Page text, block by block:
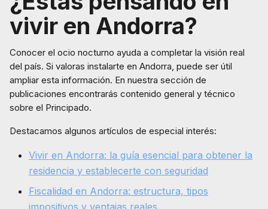
vivir en Andorra?
Conocer el ocio nocturno ayuda a completar la visión real
del país. Si valoras instalarte en Andorra, puede ser útil
ampliar esta información. En nuestra sección de
publicaciones encontrarás contenido general y técnico
sobre el Principado.
Destacamos algunos artículos de especial interés:
Vivir en Andorra: la guía esencial para obtener la
residencia y establecerte con seguridad
Fiscalidad en Andorra: estructura, tipos
impositivos y ventajas reales